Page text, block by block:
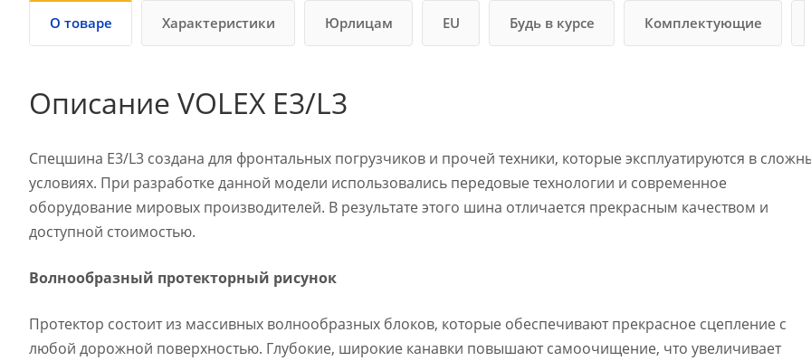
О товаре Характеристики Юрлицам EU Будь в курсе Комплектующие
Описание VOLEX E3/L3
Спецшина E3/L3 создана для фронтальных погрузчиков и прочей техники, которые эксплуатируются в
условиях. При разработке данной модели использовались передовые технологии и современное
оборудование мировых производителей. В результате этого шина отличается прекрасным качеством и
доступной стоимостью.
Волнообразный протекторный рисунок
Протектор состоит из массивных волнообразных блоков, которые обеспечивают прекрасное сцепление с
любой дорожной поверхностью. Глубокие, широкие канавки повышают самоочищение, что увеличивает